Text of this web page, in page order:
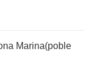
Marina(poble